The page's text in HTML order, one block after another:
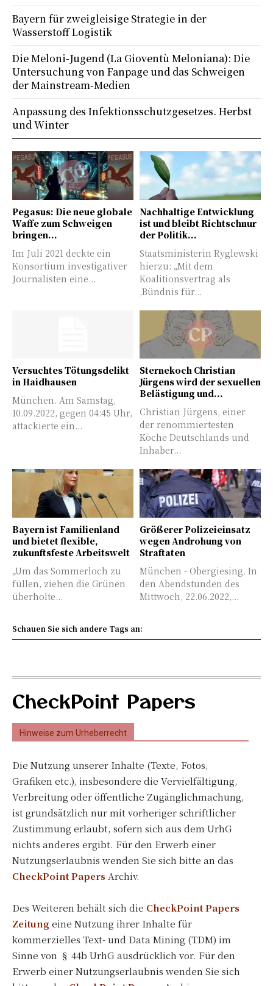
Pegasus: Die neue globale
Waffe zum Schweigen
bringen...
Im Juli 2021 deckte ein
Konsortium investigativer
Journalisten eine...
Nachhaltige Entwicklung
ist und bleibt Richtschnur
der Politik...
Staatsministerin Ryglewski
hierzu: „Mit dem
Koalitionsvertrag als
,Bündnis für...
Versuchtes Tötungsdelikt
in Haidhausen
München. Am Samstag,
10.09.2022, gegen 04:45 Uhr,
attackierte ein...
Sternekoch Christian
Jürgens wird der sexuellen
Belästigung und...
Christian Jürgens, einer
der renommiertesten
Köche Deutschlands und
Inhaber...
Bayern ist Familienland
und bietet flexible,
zukunftsfeste Arbeitswelt
„Um das Sommerloch zu
füllen, ziehen die Grünen
überholte...
Größerer Polizeieinsatz
wegen Androhung von
Straftaten
München - Obergiesing. In
den Abendstunden des
Mittwoch, 22.06.2022,...
Schauen Sie sich andere Tags an:
Bayern für zweigleisige Strategie in der
Wasserstoff Logistik
Die Meloni-Jugend (La Gioventù Meloniana): Die
Untersuchung von Fanpage und das Schweigen
der Mainstream-Medien
Anpassung des Infektionsschutzgesetzes. Herbst
und Winter
CheckPoint Papers
Hinweise zum Urheberrecht
Die Nutzung unserer Inhalte (Texte, Fotos,
Grafiken etc.), insbesondere die Vervielfältigung,
Verbreitung oder öffentliche Zugänglichmachung,
ist grundsätzlich nur mit vorheriger schriftlicher
Zustimmung erlaubt, sofern sich aus dem UrhG
nichts anderes ergibt. Für den Erwerb einer
Nutzungserlaubnis wenden Sie sich bitte an das
CheckPoint Papers Archiv.
Des Weiteren behält sich die CheckPoint Papers
Zeitungeine Nutzung ihrer Inhalte für
kommerzielles Text- und Data Mining (TDM) im
Sinne von § 44b UrhG ausdrücklich vor. Für den
Erwerb einer Nutzungserlaubnis wenden Sie sich